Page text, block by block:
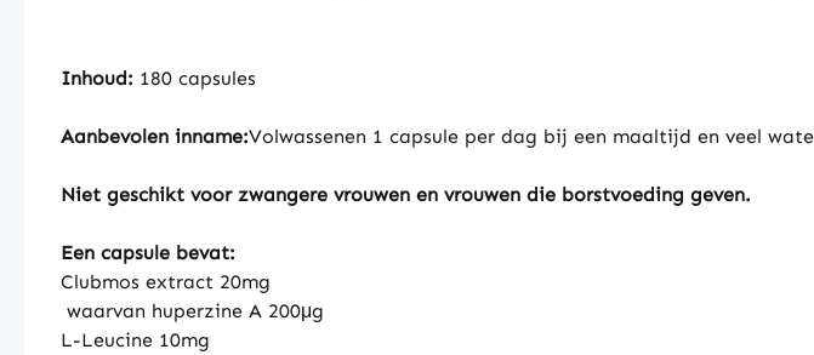
Inhoud: 180 capsules
Aanbevolen inname:Volwassenen 1 capsule per dag bij een maaltijd en veel
Niet geschikt voor zwangere vrouwen en vrouwen die borstvoeding geven.
Een capsule bevat:
Clubmos extract 20mg
waarvan huperzine A 200μg
L-Leucine 10mg